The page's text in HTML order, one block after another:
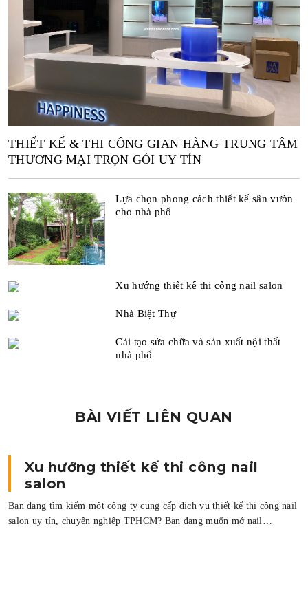
THIẾT KẾ & THI CÔNG GIAN HÀNG TRUNG TÂM
THƯƠNG MẠI TRỌN GÓI UY TÍN
Lựa chọn phong cách thiết kế sân vườn
cho nhà phố
Xu hướng thiết kế thi công nail salon
Nhà Biệt Thự
Cải tạo sửa chữa và sản xuất nội thất
nhà phố
BÀI VIẾT LIÊN QUAN
Nhà Biệt Thự
Nội dung chính0.1. NHÀ BIỆT THỰ 1. ♣ Các đặc điểm của nhà biệt
thự:1.0.0.1. 3. Không gian mở và xanh1.0.0.2. 4. Tính riêng…